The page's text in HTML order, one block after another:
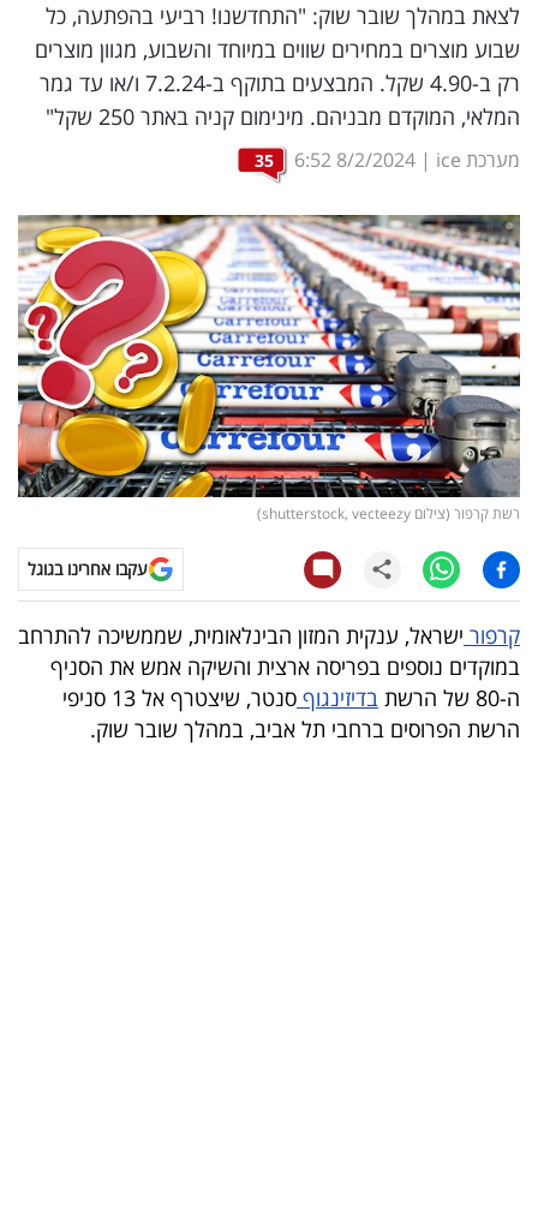
שיווק
ופרסום
משפט
ומחקרים
דעות
רכילות
עסקית
קריפטו
ויראלי
עסקי
ספורט
קריירה
ולימודים
לצאת במהלך שובר שוק: "התחדשנו! רביעי בהפתעה, כל
שבוע מוצרים במחירים שווים במיוחד והשבוע, מגוון מוצרים
רק ב-4.90 שקל. המבצעים בתוקף ב-7.2.24 ו/או עד גמר
המלאי, המוקדם מבניהם. מינימום קניה באתר 250 שקל"
מערכת ice |
8/2/2024
6:52
35
רשת קרפור (צילום shutterstock, vecteezy)
עקבו אחרינו בגוגל
קרפור ישראל, ענקית המזון הבינלאומית, שממשיכה להתרחב
במוקדים נוספים בפריסה ארצית והשיקה אמש את הסניף
ה-80 של הרשת
בדיזינגוף
סנטר, שיצטרף אל 13 סניפי
הרשת הפרוסים ברחבי תל אביב, במהלך שובר שוק.